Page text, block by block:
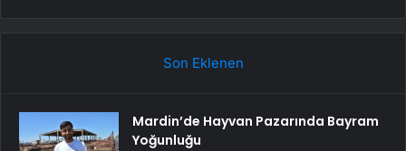
Son Eklenen
Mardin’de Hayvan Pazarında Bayram
Yoğunluğu